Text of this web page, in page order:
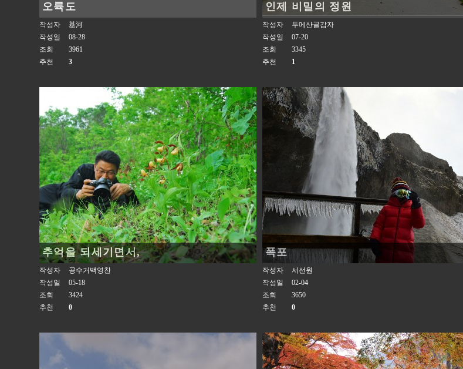
오륙도
작성자
基河
작성일
08-28
조회
3961
추천
3
인제 비밀의 정원
작성자
두메산골감자
작성일
07-20
조회
3345
추천
1
추억을 되세기면서,
작성자
공수거백영찬
작성일
05-18
조회
3424
추천
0
폭포
작성자
서선원
작성일
02-04
조회
3650
추천
0